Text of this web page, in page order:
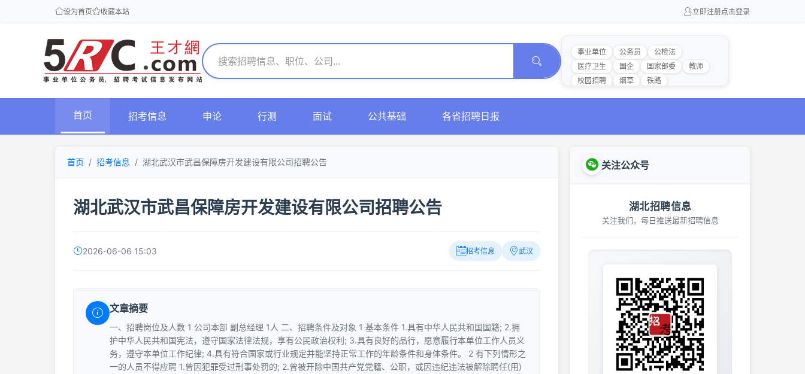
设为首页 收藏本站 立即注册点击登录
事业单位 公务员
公检法
医疗卫生
国企 国家部委
教师
校园招聘
烟草 铁路
首页 招考信息 申论 行测 面试 公共基础 各省招聘日报
首页 招考信息 湖北武汉市武昌保障房开发建设有限公司招聘公告
湖北武汉市武昌保障房开发建设有限公司招聘公告
2026-06-06 15:03 招考信息 武汉
文章摘要
一、招聘岗位及人数 1 公司本部 副总经理 1人 二、招聘条件及对象 1 基本条件 1.具有中华人民共和国国籍; 2.拥
护中华人民共和国宪法，遵守国家法律法规，享有公民政治权利; 3.具有良好的品行，愿意履行本单位工作人员义
务，遵守本单位工作纪律; 4.具有符合国家或行业规定并能坚持正常工作的年龄条件和身体条件。 2 有下列情形之
一的人员不得应聘 1.曾因犯罪受过刑事处罚的; 2.曾被开除中国共产党党籍、公职，或因违纪违法被解除聘任(用)
关注公众号
湖北招聘信息
关注我们，每日推送最新招聘信息